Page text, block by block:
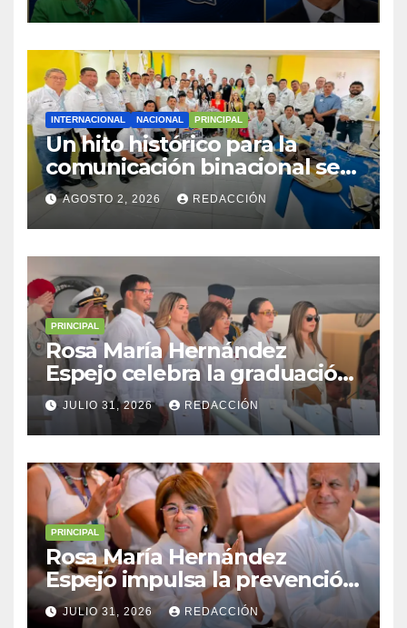
INTERNACIONAL NACIONAL PRINCIPAL
Un hito histórico para la
comunicación binacional se
consolidó con el Primer
Encuentro Periodístico
Guatemala–México en
Coatepeque,
Quetzaltenango
AGOSTO 2, 2026 REDACCIÓN
PRINCIPAL
Rosa María Hernández
Espejo celebra la graduación
de cadetes navales junto a
Sheinbaum y Nahle
JULIO 31, 2026 REDACCIÓN
PRINCIPAL
Rosa María Hernández
Espejo impulsa la prevención
y la resiliencia en Veracruz
JULIO 31, 2026 REDACCIÓN